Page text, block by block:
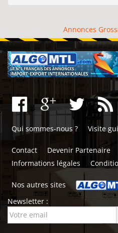
Annonces
Qui sommes-nous ? Visite
Contact Devenir Partenaire
Informations légales
Nos autres sites
Newsletter :